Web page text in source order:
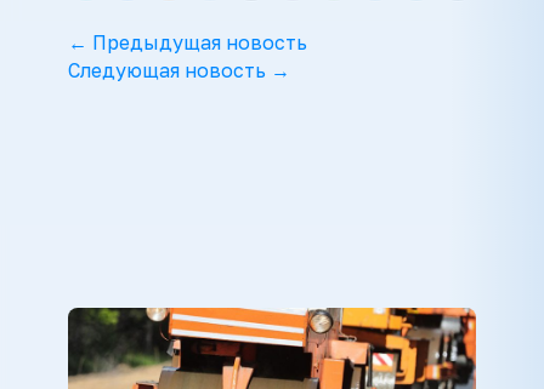
← Предыдущая новость
Следующая новость →